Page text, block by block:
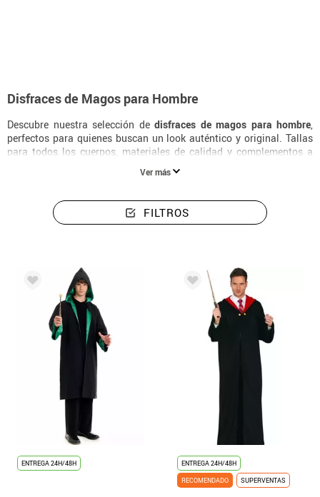
Disfraces de Magos para Hombre
Descubre nuestra selección de disfraces de magos para hombre,
perfectos para quienes buscan un look auténtico y original. Tallas
para todos los cuerpos, materiales de calidad y complementos a
Ver más
FILTROS
ENTREGA 24H/48H
ENTREGA 24H/48H
RECOMENDADO
SUPERVENTAS